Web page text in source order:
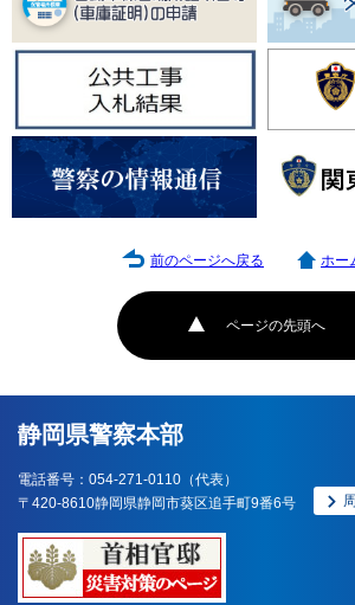
ページの先頭へ
前のページへ戻る ホー
静岡県警察本部
電話番号：054-271-0110（代表）
〒420-8610静岡県静岡市葵区追手町9番6号